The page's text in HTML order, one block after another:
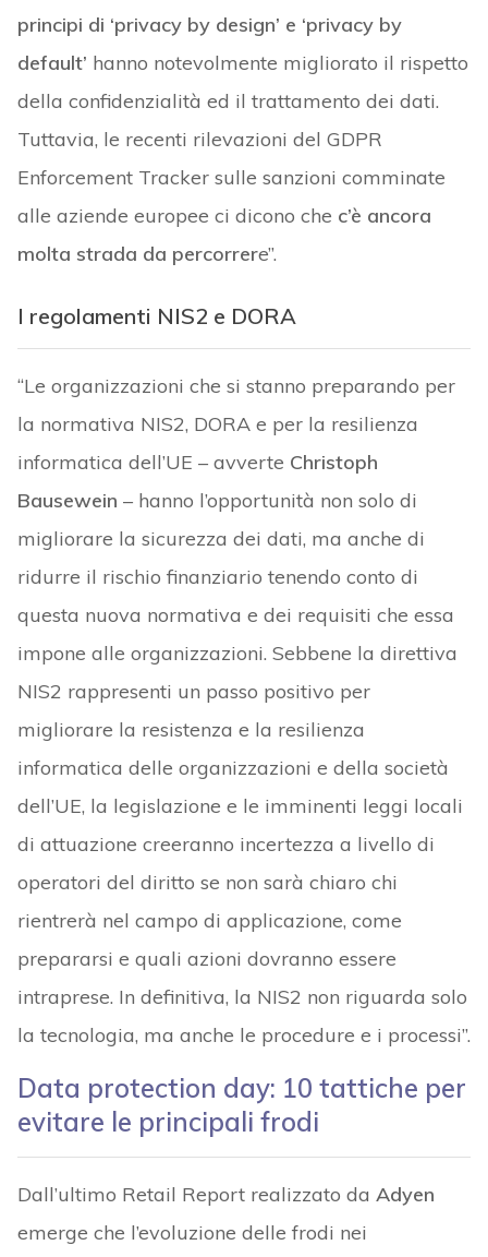
principi di ‘privacy by design’ e ‘privacy by
default’ hanno notevolmente migliorato il rispetto
della confidenzialità ed il trattamento dei dati.
Tuttavia, le recenti rilevazioni del GDPR
Enforcement Tracker sulle sanzioni comminate
alle aziende europee ci dicono che c’è ancora
molta strada da percorrere”.
I regolamenti NIS2 e DORA
“Le organizzazioni che si stanno preparando per
la normativa NIS2, DORA e per la resilienza
informatica dell’UE – avverte Christoph
Bausewein – hanno l’opportunità non solo di
migliorare la sicurezza dei dati, ma anche di
ridurre il rischio finanziario tenendo conto di
questa nuova normativa e dei requisiti che essa
impone alle organizzazioni. Sebbene la direttiva
NIS2 rappresenti un passo positivo per
migliorare la resistenza e la resilienza
informatica delle organizzazioni e della società
dell’UE, la legislazione e le imminenti leggi locali
di attuazione creeranno incertezza a livello di
operatori del diritto se non sarà chiaro chi
rientrerà nel campo di applicazione, come
prepararsi e quali azioni dovranno essere
intraprese. In definitiva, la NIS2 non riguarda solo
la tecnologia, ma anche le procedure e i processi”.
Data protection day: 10 tattiche per
evitare le principali frodi
Dall’ultimo Retail Report realizzato da Adyen
emerge che l’evoluzione delle frodi nei